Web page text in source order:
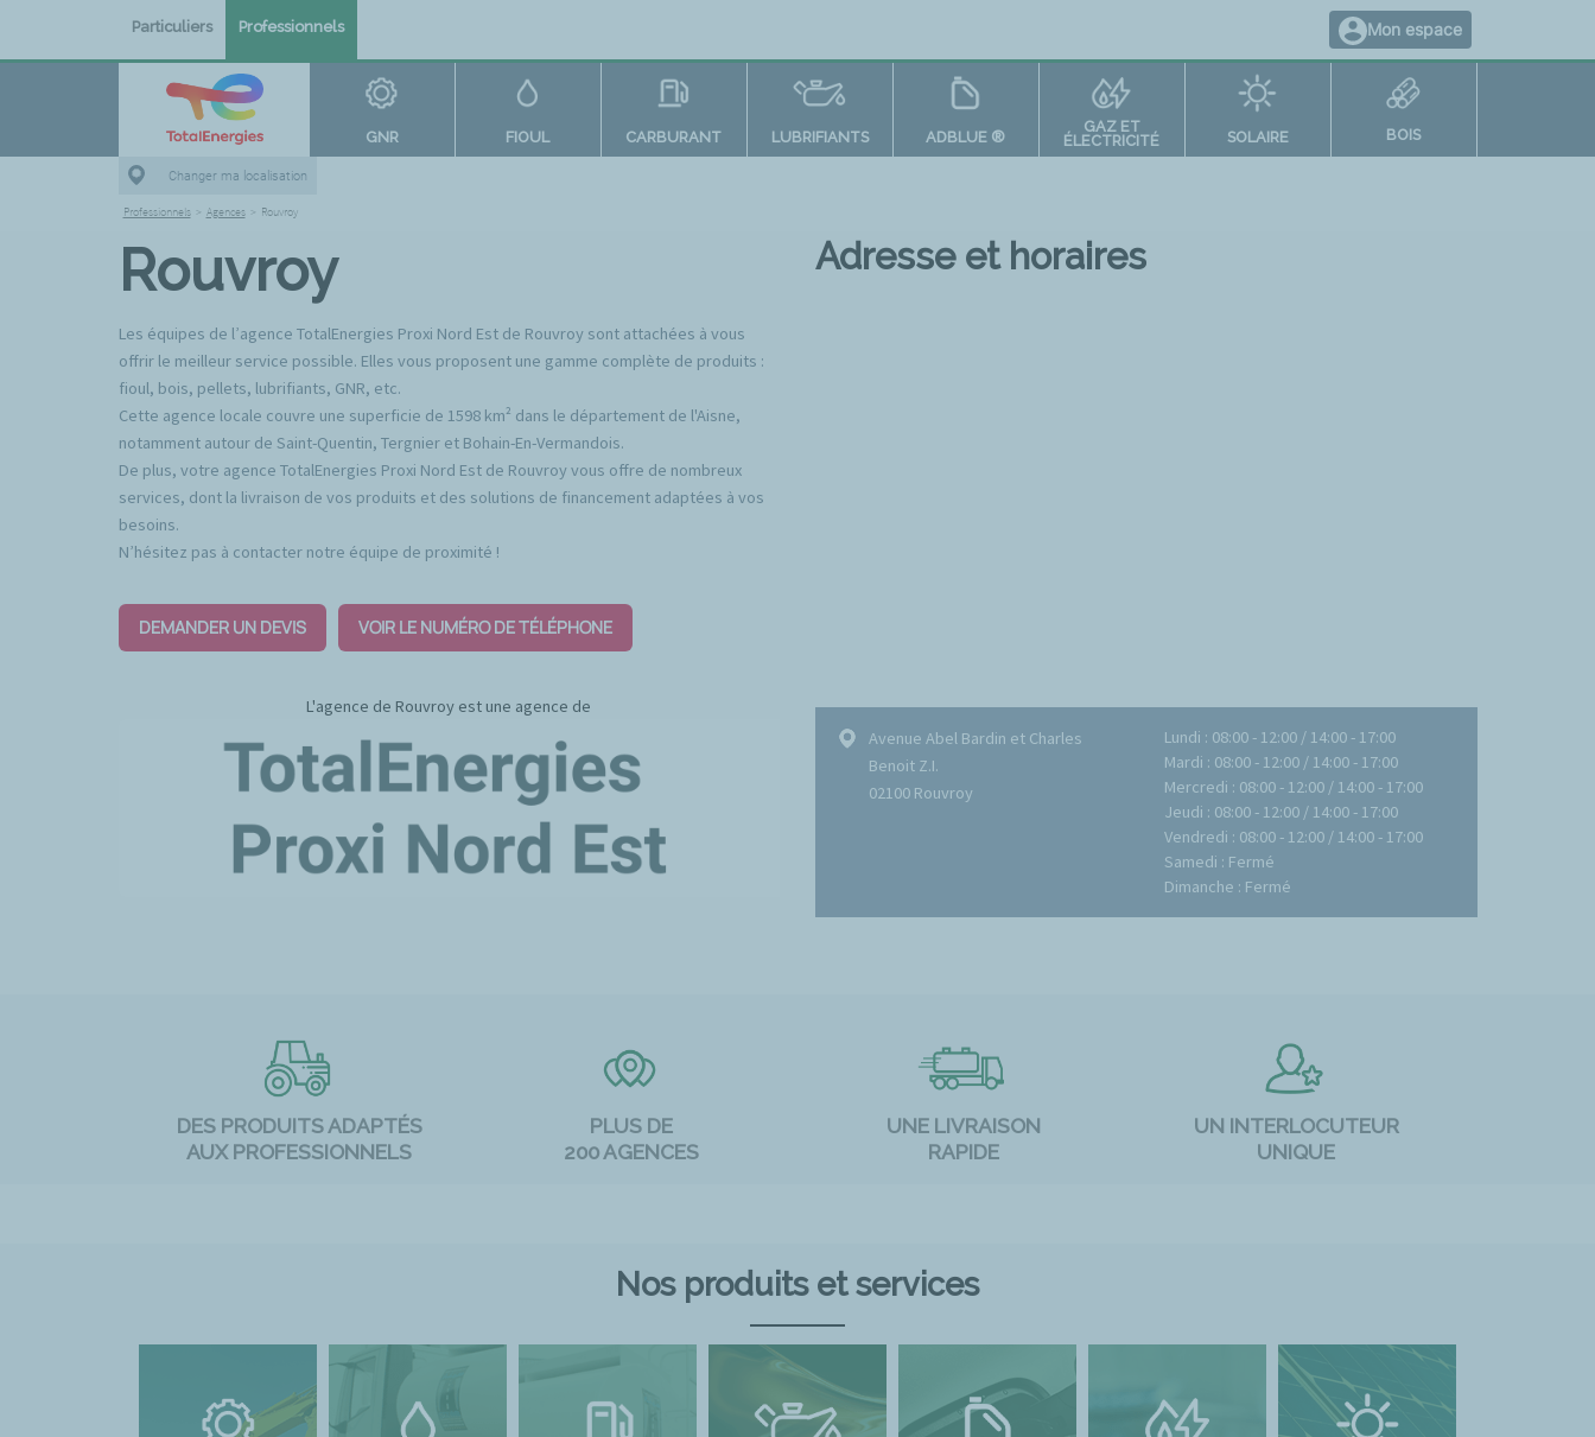
Particuliers Professionnels Mon espace
GNR FIOUL CARBURANT LUBRIFIANTS ADBLUE ®
GAZ ET
ÉLECTRICITÉ
SOLAIRE BOIS
Changer ma localisation
Professionnels > Agences > Rouvroy
Rouvroy
Les équipes de l’agence TotalEnergies Proxi Nord Est de Rouvroy sont attachées à vous
offrir le meilleur service possible. Elles vous proposent une gamme complète de produits :
fioul, bois, pellets, lubrifiants, GNR, etc.
Cette agence locale couvre une superficie de 1598 km² dans le département de l'Aisne,
notamment autour de Saint-Quentin, Tergnier et Bohain-En-Vermandois.
De plus, votre agence TotalEnergies Proxi Nord Est de Rouvroy vous offre de nombreux
services, dont la livraison de vos produits et des solutions de financement adaptées à vos
besoins.
N’hésitez pas à contacter notre équipe de proximité !
DEMANDER UN DEVIS VOIR LE NUMÉRO DE TÉLÉPHONE
L'agence de Rouvroy est une agence de
Adresse et horaires
Avenue Abel Bardin et Charles
Benoit Z.I.
02100 Rouvroy
Lundi : 08:00 - 12:00 / 14:00 - 17:00
Mardi : 08:00 - 12:00 / 14:00 - 17:00
Mercredi : 08:00 - 12:00 / 14:00 - 17:00
Jeudi : 08:00 - 12:00 / 14:00 - 17:00
Vendredi : 08:00 - 12:00 / 14:00 - 17:00
Samedi : Fermé
Dimanche : Fermé
DES PRODUITS ADAPTÉS
AUX PROFESSIONNELS
PLUS DE
200 AGENCES
UNE LIVRAISON
RAPIDE
UN INTERLOCUTEUR
UNIQUE
Nos produits et services